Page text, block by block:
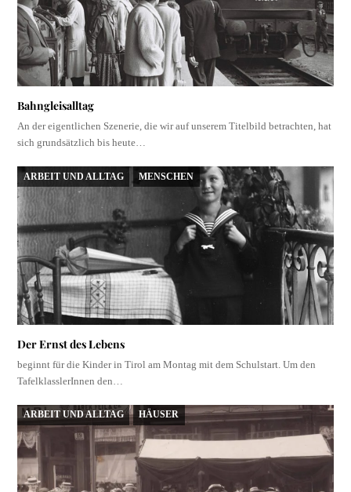
Bahngleisalltag
An der eigentlichen Szenerie, die wir auf unserem Titelbild betrachten, hat
sich grundsätzlich bis heute…
ARBEIT UND ALLTAG MENSCHEN
Der Ernst des Lebens
beginnt für die Kinder in Tirol am Montag mit dem Schulstart. Um den
TafelklasslerInnen den…
ARBEIT UND ALLTAG HÄUSER